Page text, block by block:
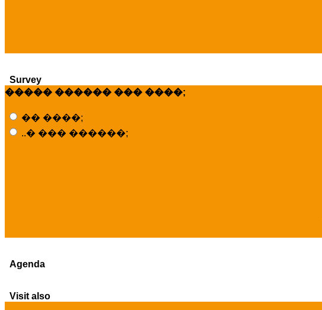
Survey
����� ������ ��� ����;
�� ����;
..� ��� ������;
Agenda
Visit also